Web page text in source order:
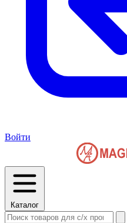
Войти
Каталог